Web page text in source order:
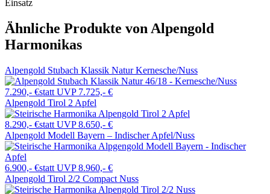
Einsatz
Ähnliche Produkte von Alpengold
Harmonikas
Alpengold Stubach Klassik Natur Kernesche/Nuss
7.290,- €statt UVP 7.725,- €
Alpengold Tirol 2 Apfel
8.290,- €statt UVP 8.650,- €
Alpengold Modell Bayern – Indischer Apfel/Nuss
6.900,- €statt UVP 8.960,- €
Alpengold Tirol 2/2 Compact Nuss